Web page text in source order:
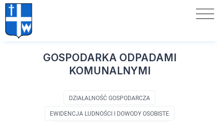
GOSPODARKA ODPADAMI
KOMUNALNYMI
DZIAŁALNOŚĆ GOSPODARCZA
EWIDENCJA LUDNOŚCI I DOWODY OSOBISTE